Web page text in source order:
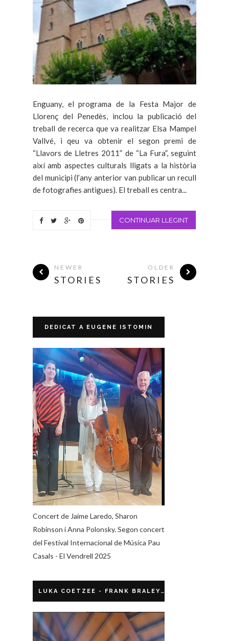
Enguany, el programa de la Festa Major de
Llorenç del Penedès, inclou la publicació del
treball de recerca que va realitzar Elsa Mampel
Vallvé, i qeu va obtenir el segon premi de
“Llavors de Lletres 2011” de “La Fura”, seguint
així amb aspectes culturals lligats a la història
del municipi (l’any anterior van publicar un recull
de fotografies antigues). El treball es centra...
CONTINUAR LLEGINT
NEWER
STORIES
OLDER
STORIES
DEDICAT A EUGENE ISTOMIN
Concert de Jaime Laredo, Sharon
Robinson i Anna Polonsky. Segon concert
del Festival Internacional de Música Pau
Casals - El Vendrell 2025
LUKA COETZEE - FRANK BRALEY